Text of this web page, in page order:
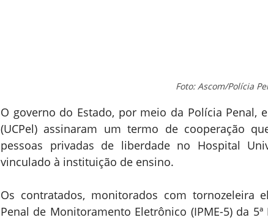
Foto: Ascom/Polícia
O governo do Estado, por meio da Polícia Penal,
(UCPel) assinaram um termo de cooperação
pessoas privadas de liberdade no Hospital
vinculado à instituição de ensino.
Os contratados, monitorados com tornozeleira
Penal de Monitoramento Eletrônico (IPME-5) da